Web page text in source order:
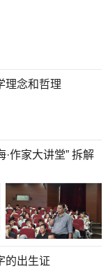
理念和哲理
作家大讲堂” 拆解
的出生证